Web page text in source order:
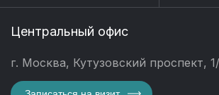
Центральный офис
г. Москва, Кутузовский проспект,